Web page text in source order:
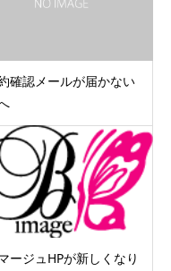
確認メールが届かない
ージュHPが新しくなり